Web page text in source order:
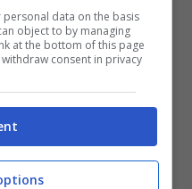
sapere sul resto
data on the basis
object to by managing
at the bottom of this page
consent in privacy